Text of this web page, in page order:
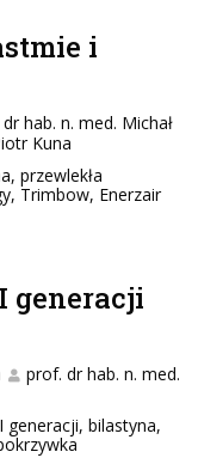
i
dr hab. n. med. Michał
Kuna
przewlekła
Trimbow, Enerzair
generacji
prof. dr hab. n. med.
bilastyna,